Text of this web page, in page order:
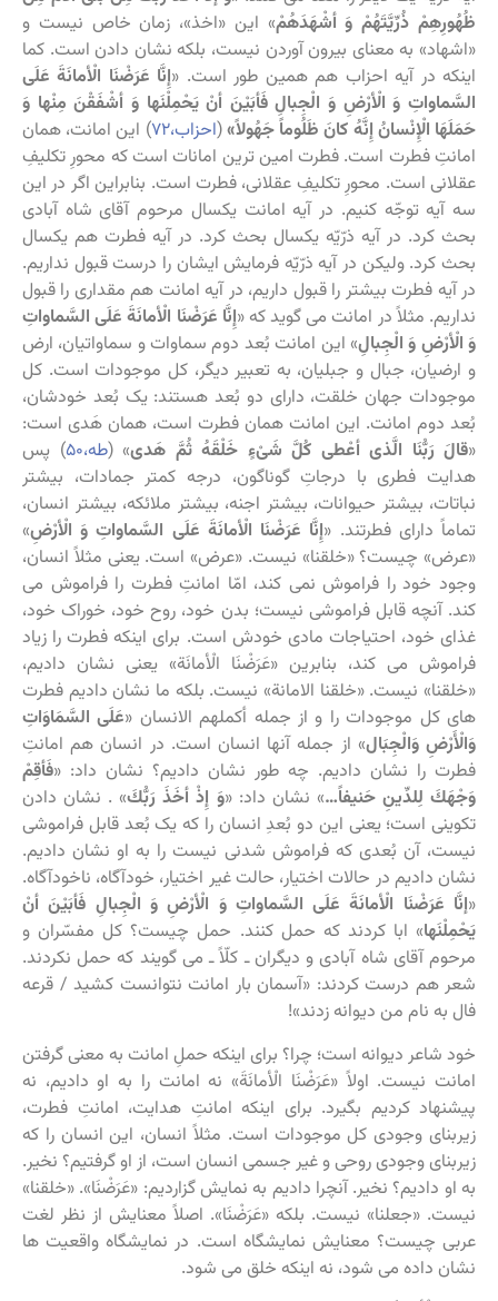
ظُهُورِهِمْ ذُرِّیَّتَهُمْ وَ أشْهَدَهُمْ» این «اخذ»، زمان خاص نیست و
«اشهاد» به معنای بیرون آوردن نیست، بلکه نشان دادن است. کما
اینکه در آیه احزاب هم همین طور است. «إِنَّا عَرَضْنَا الْأمانَةَ عَلَى
السَّماواتِ وَ الْأرْضِ وَ الْجِبالِ فَأبَیْنَ أنْ یَحْمِلْنَها وَ أشْفَقْنَ مِنْها وَ
حَمَلَهَا الْإِنْسانُ إِنَّهُ كانَ ظَلُوماً جَهُولاً»(احزاب،۷۲
) این امانت، همان
امانتِ فطرت است. فطرت امین ترین امانات است که محورِ تکلیفِ
عقلانی است. محورِ تکلیفِ عقلانی، فطرت است. بنابراین اگر در این
سه آیه توجّه کنیم. در آیه امانت یکسال مرحوم آقای شاه آبادی
بحث کرد. در آیه ذرّیّه یکسال بحث کرد. در آیه فطرت هم یکسال
بحث کرد. ولیکن در آیه ذرّیّه فرمایش ایشان را درست قبول نداریم.
در آیه فطرت بیشتر را قبول داریم، در آیه امانت هم مقداری را قبول
نداریم. مثلاً در امانت می گوید که «إِنَّا عَرَضْنَا الْأمانَةَ عَلَى السَّماواتِ
وَ الْأرْضِ وَ الْجِبالِ» این امانت بُعد دوم سماوات و سماواتیان، ارض
و ارضیان، جبال و جبلیان، به تعبیر دیگر، کل موجودات است. کل
موجودات جهان خلقت، دارای دو بُعد هستند: یک بُعد خودشان،
بُعد دوم امانت. این امانت همان فطرت است، همان هَدی است:
«قالَ رَبُّنَا الَّذی أعْطى‏ كُلَّ شَیْ‏ءٍ خَلْقَهُ ثُمَّ هَدى» (طه،۵۰
) پس
هدایت فطری با درجاتِ گوناگون، درجه کمتر جمادات، بیشتر
نباتات، بیشتر حیوانات، بیشتر اجنه، بیشتر ملائکه، بیشتر انسان،
تماماً دارای فطرتند. «إِنَّا عَرَضْنَا الْأمانَةَ عَلَى السَّماواتِ وَ الْأرْضِ»
«عرض» چیست؟ «خلقنا» نیست. «عرض» است. یعنی مثلاً انسان،
وجود خود را فراموش نمی کند، امّا امانتِ فطرت را فراموش می
کند. آنچه قابل فراموشی نیست؛ بدن خود، روح خود، خوراک خود،
غذای خود، احتیاجات مادی خودش است. برای اینکه فطرت را زیاد
فراموش می کند، بنابرین «عَرَضْنَا الْأمانَة» یعنی نشان دادیم،
«خلقنا» نیست. «خلقنا الامانة» نیست. بلکه ما نشان دادیم فطرت
های کل موجودات را و از جمله أکملهم الانسان «عَلَى السَّمَاوَاتِ
وَالْأَرْضِ وَالْجِبَال» از جمله آنها انسان است. در انسان هم امانتِ
فطرت را نشان دادیم. چه طور نشان دادیم؟ نشان داد: «فَأقِمْ
وَجْهَكَ لِلدِّینِ حَنیفاً…» نشان داد: «وَ إِذْ أخَذَ رَبُّكَ» . نشان دادن
تکوینی است؛ یعنی این دو بُعدِ انسان را که یک بُعد قابل فراموشی
نیست، آن بُعدی که فراموش شدنی نیست را به او نشان دادیم.
نشان دادیم در حالات اختیار، حالت غیر اختیار، خودآگاه، ناخودآگاه.
«إنَّا عَرَضْنَا الْأمانَةَ عَلَى السَّماواتِ وَ الْأرْضِ وَ الْجِبالِ فَأبَیْنَ أنْ
یَحْمِلْنَها» ابا کردند که حمل کنند. حمل چیست؟ کل مفسّران و
مرحوم آقای شاه آبادی و دیگران ـ کلّاً ـ می گویند که حمل نکردند.
شعر هم درست کردند: «آسمان بار امانت نتوانست کشید / قرعه
فال به نام من دیوانه زدند»!
خود شاعر دیوانه است؛ چرا؟ برای اینکه حملِ امانت به معنی گرفتن
امانت نیست. اولاً «عَرَضْنَا الْأمانَةَ» نه امانت را به او دادیم، نه
پیشنهاد کردیم بگیرد. برای اینکه امانتِ هدایت، امانتِ فطرت،
زیربنای وجودی کل موجودات است. مثلاً انسان، این انسان را که
زیربنای وجودی روحی و غیر جسمی انسان است، از او گرفتیم؟ نخیر.
به او دادیم؟ نخیر. آنچرا دادیم به نمایش گزاردیم: «عَرَضْنَا». «خلقنا»
نیست. «جعلنا» نیست. بلکه «عَرَضْنَا». اصلاً معنایش از نظر لغت
عربی چیست؟ معنایش نمایشگاه است. در نمایشگاه واقعیت ها
نشان داده می شود، نه اینکه خلق می شود.